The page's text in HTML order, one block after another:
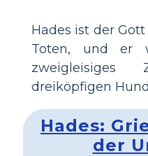
Hades ist der
Toten, und er
dreiköpfigen
Hades:
der